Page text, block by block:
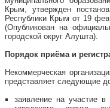
Крым, утвержден
Республики Крым от 19
(Опубликован на
городской округ Алушта).
Порядок приёма и
Некоммерческая
представляет следующие
заявление на участие